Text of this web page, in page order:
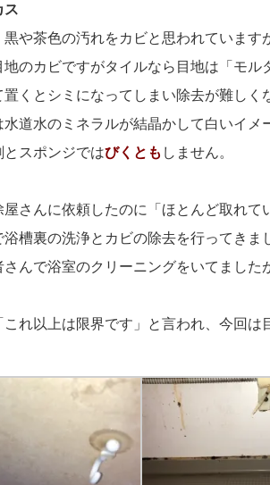
ス
や茶色の汚れをカビと思われています
のカビですがタイルなら目地は「モル
くとシミになってしまい除去が難しく
水道水のミネラルが結晶かして白いイ
とスポンジではびくとも しません。
さんに依頼したのに「ほとんど取れて
槽裏の洗浄とカビの除去を行ってきま
さんで浴室のクリーニングをいてまし
れ以上は限界です」と言われ、今回は